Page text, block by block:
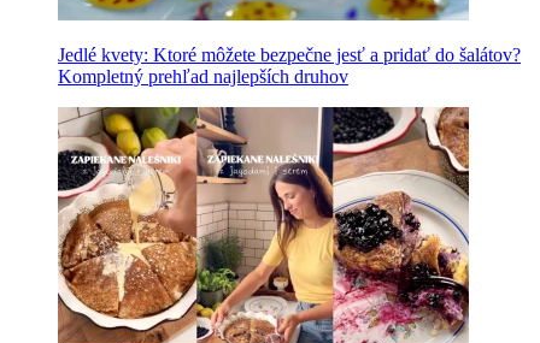
Jedlé kvety: Ktoré môžete bezpečne jesť a pridať do šalátov?
Kompletný prehľad najlepších druhov